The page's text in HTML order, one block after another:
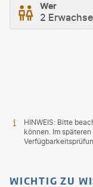
Wer
2
HINWEIS: Bitte
können. Im
WICHTIG ZU